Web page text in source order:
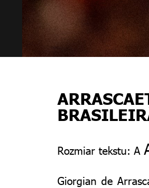
Rozmiar tekstu: A
Giorgian de